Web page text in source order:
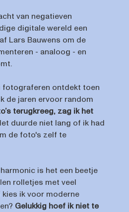
van negatieven
digitale wereld een
Lars Bauwens om de
- analoog - en
fotograferen ontdekt toen
de jaren ervoor random
terugkreeg, zag ik het
duurde niet lang of ik had
de foto's zelf te
is het een beetje
rolletjes met veel
ik voor moderne
Gelukkig hoef ik niet te